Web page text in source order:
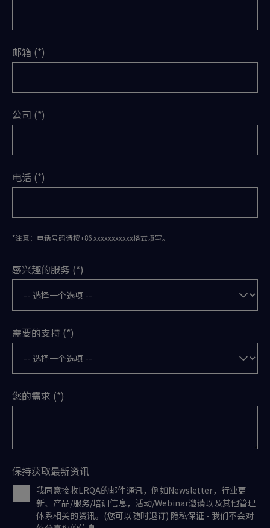
邮箱
公司
电话
*注意：电话号码请按+86 xxxxxxxxxxx格式填写。
感兴趣的服务
需要的支持
您的需求
保持获取最新资讯
我同意接收LRQA的邮件通讯，例如Newsletter，行业更
新、产品/服务/培训信息，活动/Webinar邀请以及其他管理
体系相关的资讯。(您可以随时退订) 隐私保证 - 我们不会对